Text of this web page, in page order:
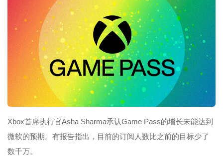
Xbox首席执行官Asha Sharma承认Game Pass的增长未能达到
微软的预期。有报告指出，目前的订阅人数比之前的目标少了
数千万。